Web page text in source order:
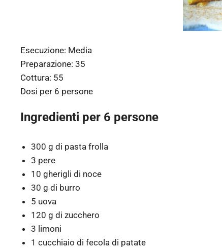
Esecuzione: Media
Preparazione: 35
Cottura: 55
Dosi per 6 persone
Ingredienti per 6 persone
300 g di pasta frolla
3 pere
10 gherigli di noce
30 g di burro
5 uova
120 g di zucchero
3 limoni
1 cucchiaio di fecola di patate